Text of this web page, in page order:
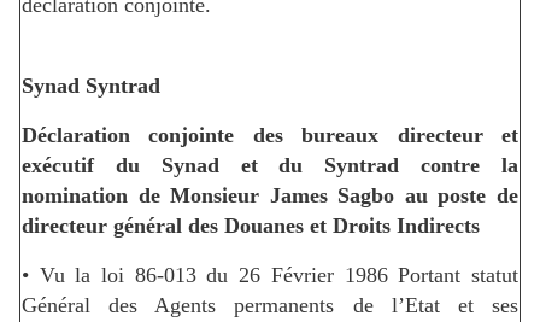
déclaration conjointe.
Synad Syntrad
Déclaration conjointe des bureaux directeur et
exécutif du Synad et du Syntrad contre la
nomination de Monsieur James Sagbo au poste de
directeur général des Douanes et Droits Indirects
• Vu la loi 86-013 du 26 Février 1986 Portant statut
Général des Agents permanents de l’Etat et ses